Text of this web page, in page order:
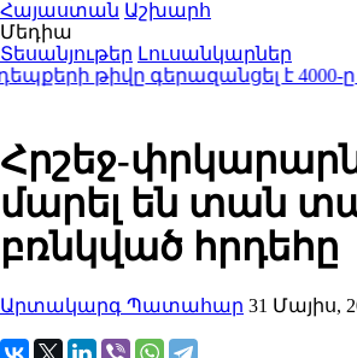
Հայաստան Աշխարհ
Մեդիա
Տեսանյութեր Լուսանկարներ
թիվը գերազանցել է 4000-ը1:30
Հրշեջ-
մարել են տան
բռնկված հրդեհը
Արտակարգ Պատահար 31 Մայիս,